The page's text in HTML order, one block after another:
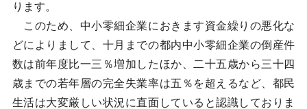
ります。
このため、中小零細企業におきます資金繰りの悪化な
どによりまして、十月までの都内中小零細企業の倒産件
数は前年度比一三％増加したほか、二十五歳から三十四
歳までの若年層の完全失業率は五％を超えるなど、都民
生活は大変厳しい状況に直面していると認識しておりま